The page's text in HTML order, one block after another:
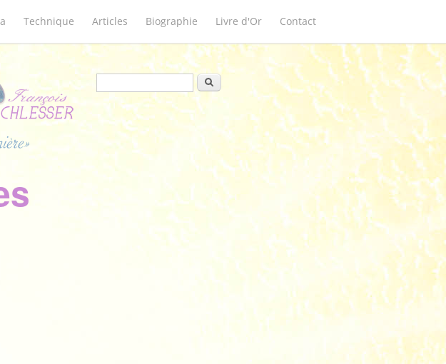
Technique Articles Biographie Livre d'Or Contact
Formulaire de recherche
Rechercher